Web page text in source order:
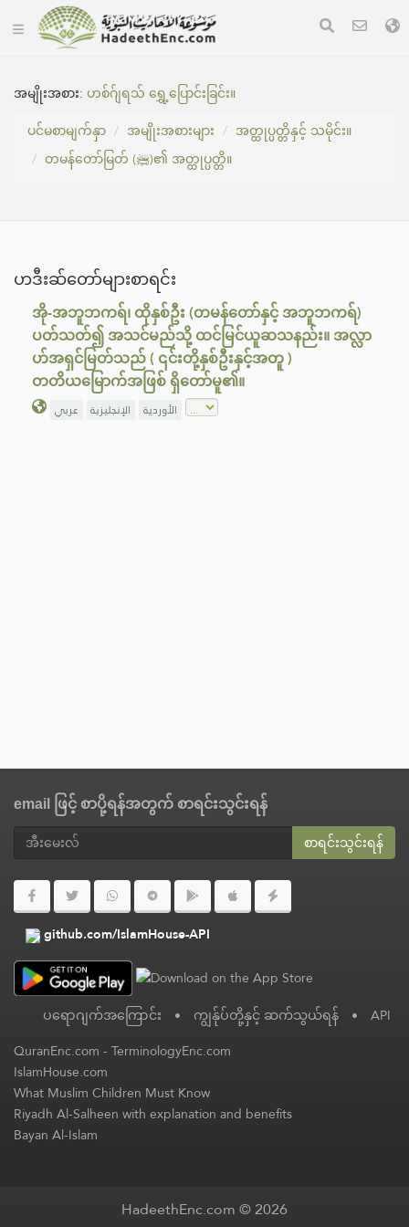
အမျိုးအစား:ဟစ်ဂ်ျရသ် ရွှေ့ပြောင်းခြင်း။
ပင်မစာမျက်နှာ
အမျိုးအစားများ
အတ္ထုပ္ပတ္တိနှင့် သမိုင်း။
တမန်တော်မြတ် (ﷺ)၏ အတ္ထုပ္ပတ္တိ။
ဟဒီးဆ်တော်များစာရင်း
အို-အဘူဘကရ်၊ ထိုနှစ်ဦး (တမန်တော်နှင့် အဘူဘကရ်)
ပတ်သတ်၍ အသင်မည်သို့ ထင်မြင်ယူဆသနည်း။ အလ္လာ
ဟ်အရှင်မြတ်သည် ( ၎င်းတို့နှစ်ဦးနှင့်အတူ )
တတိယ‌မြောက်အဖြစ် ရှိတော်မူ၏။
عربي الإنجليزية الأوردية
email ဖြင့် စာပို့ရန်အတွက် စာရင်းသွင်းရန်
စာရင်းသွင်းရန်
github.com/IslamHouse-API
ပရောဂျက်အကြောင်း • ကျွန်ုပ်တို့နှင့် ဆက်သွယ်ရန် • API
QuranEnc.com-TerminologyEnc.com
IslamHouse.com
What Muslim Children Must Know
Riyadh Al-Salheen with explanation and benefits
Bayan Al-Islam
HadeethEnc.com © 2026